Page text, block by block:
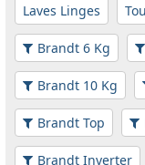
Laves Linges
Brandt 6 Kg
Brandt 10 Kg
Brandt Top
Brandt Inverter